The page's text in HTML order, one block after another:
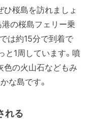
ひ桜島を訪れましょ
港の桜島フェリー乗
は約15分で到着で
と1周しています。噴
色の火山石などもみ
な島です。
れる